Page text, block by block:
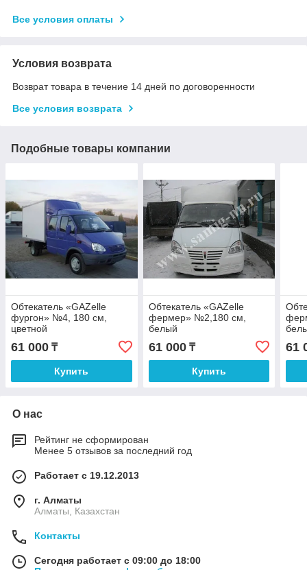
Все условия оплаты
Условия возврата
Возврат товара в течение 14 дней по договоренности
Все условия возврата
Подобные товары компании
Обтекатель «GAZelle
фургон» №4, 180 см,
цветной
61 000 ₸
Купить
Обтекатель «GAZelle
фермер» №2,180 см,
белый
61 000₸
Купить
61
О нас
Рейтинг не сформирован
Менее 5 отзывов за последний год
Работает с 19.12.2013
г. Алматы
Алматы, Казахстан
Контакты
Сегодня работает с 09:00 до 18:00